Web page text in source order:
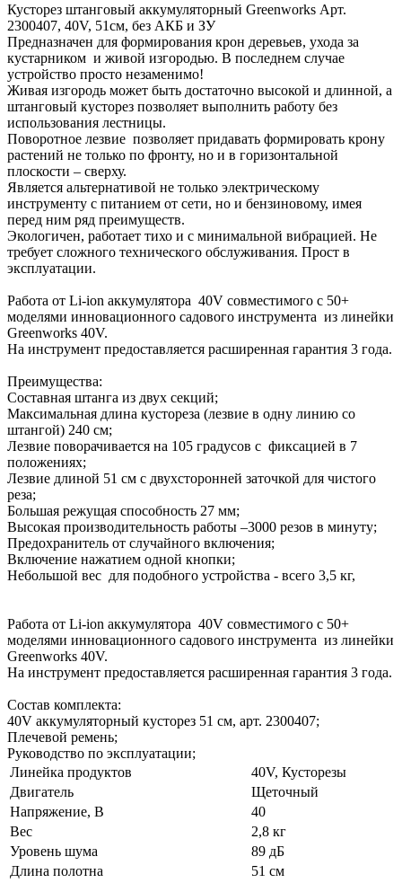
Кусторез штанговый аккумуляторный Greenworks Арт.
2300407, 40V, 51см, без АКБ и ЗУ
Предназначен для формирования крон деревьев, ухода за
кустарником и живой изгородью. В последнем случае
устройство просто незаменимо!
Живая изгородь может быть достаточно высокой и длинной, а
штанговый кусторез позволяет выполнить работу без
использования лестницы.
Поворотное лезвие позволяет придавать формировать крону
растений не только по фронту, но и в горизонтальной
плоскости – сверху.
Является альтернативой не только электрическому
инструменту с питанием от сети, но и бензиновому, имея
перед ним ряд преимуществ.
Экологичен, работает тихо и с минимальной вибрацией. Не
требует сложного технического обслуживания. Прост в
эксплуатации.
Работа от Li-ion аккумулятора 40V совместимого с 50+
моделями инновационного садового инструмента из линейки
Greenworks 40V.
На инструмент предоставляется расширенная гарантия 3 года.
Преимущества:
Составная штанга из двух секций;
Максимальная длина кустореза (лезвие в одну линию со
штангой) 240 см;
Лезвие поворачивается на 105 градусов с фиксацией в 7
положениях;
Лезвие длиной 51 см с двухсторонней заточкой для чистого
реза;
Большая режущая способность 27 мм;
Высокая производительность работы –3000 резов в минуту;
Предохранитель от случайного включения;
Включение нажатием одной кнопки;
Небольшой вес для подобного устройства - всего 3,5 кг,
Работа от Li-ion аккумулятора 40V совместимого с 50+
моделями инновационного садового инструмента из линейки
Greenworks 40V.
На инструмент предоставляется расширенная гарантия 3 года.
Состав комплекта:
40V аккумуляторный кусторез 51 см, арт. 2300407;
Плечевой ремень;
Руководство по эксплуатации;
Линейка продуктов
40V, Кусторезы
Двигатель
Щеточный
Напряжение, В
40
Вес
2,8 кг
Уровень шума
89 дБ
Длина полотна
51 см